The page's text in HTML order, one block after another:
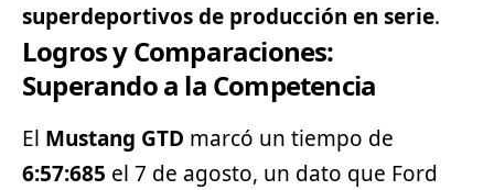
superdeportivos de producción en serie.
Logros y Comparaciones:
Superando a la Competencia
El Mustang GTD marcó un tiempo de
6:57:685 el 7 de agosto, un dato que Ford